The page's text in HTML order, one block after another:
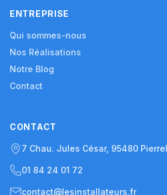
ENTREPRISE
Qui sommes-nous
Nos Réalisations
Notre Blog
Contact
CONTACT
7 Chau. Jules César, 95480
01 84 24 01 72
contact@lesinstallateurs.fr